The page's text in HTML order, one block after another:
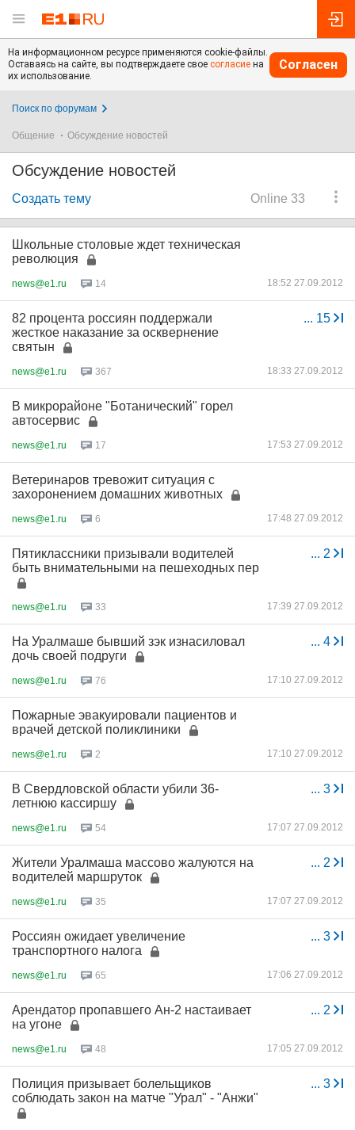
На информационном ресурсе применяются cookie-файлы.
Оставаясь на сайте, вы подтверждаете свое согласие на
их использование.
Согласен
Поиск по форумам
Общение Обсуждение новостей
Обсуждение новостей
Online 33
Создать тему
Школьные столовые ждет техническая
революция
news@e1.ru 14 18:52 27.09.2012
... 15
82 процента россиян поддержали
жесткое наказание за осквернение
святын
news@e1.ru 367 18:33 27.09.2012
В микрорайоне "Ботанический" горел
автосервис
news@e1.ru 17 17:53 27.09.2012
Ветеринаров тревожит ситуация с
захоронением домашних животных
news@e1.ru 6 17:48 27.09.2012
... 2
Пятиклассники призывали водителей
быть внимательными на пешеходных пер
news@e1.ru 33 17:39 27.09.2012
... 4
На Уралмаше бывший зэк изнасиловал
дочь своей подруги
news@e1.ru 76 17:10 27.09.2012
Пожарные эвакуировали пациентов и
врачей детской поликлиники
news@e1.ru 2 17:10 27.09.2012
... 3
В Свердловской области убили 36-
летнюю кассиршу
news@e1.ru 54 17:07 27.09.2012
... 2
Жители Уралмаша массово жалуются на
водителей маршруток
news@e1.ru 35 17:07 27.09.2012
... 3
Россиян ожидает увеличение
транспортного налога
news@e1.ru 65 17:06 27.09.2012
... 2
Арендатор пропавшего Ан-2 настаивает
на угоне
news@e1.ru 48 17:05 27.09.2012
... 3
Полиция призывает болельщиков
соблюдать закон на матче "Урал" - "Анжи"